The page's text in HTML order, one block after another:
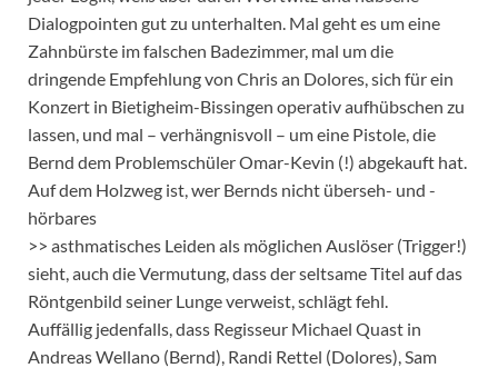
Dialogpointen gut zu unterhalten. Mal geht es um eine
Zahnbürste im falschen Badezimmer, mal um die
dringende Empfehlung von Chris an Dolores, sich für ein
Konzert in Bietigheim-Bissingen operativ aufhübschen zu
lassen, und mal – verhängnisvoll – um eine Pistole, die
Bernd dem Problemschüler Omar-Kevin (!) abgekauft hat.
Auf dem Holzweg ist, wer Bernds nicht überseh- und -
hörbares
>> asthmatisches Leiden als möglichen Auslöser (Trigger!)
sieht, auch die Vermutung, dass der seltsame Titel auf das
Röntgenbild seiner Lunge verweist, schlägt fehl.
Auffällig jedenfalls, dass Regisseur Michael Quast in
Andreas Wellano (Bernd), Randi Rettel (Dolores), Sam